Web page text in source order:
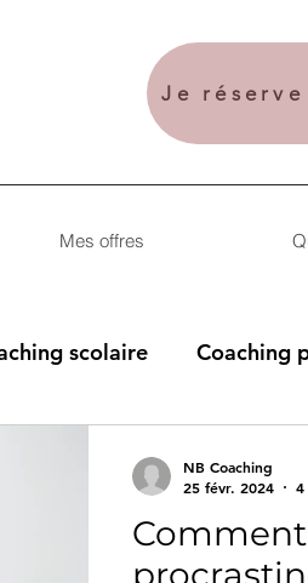
Je
Mes offres
scolaire Coaching
NB Coaching
25 févr. 2024
4